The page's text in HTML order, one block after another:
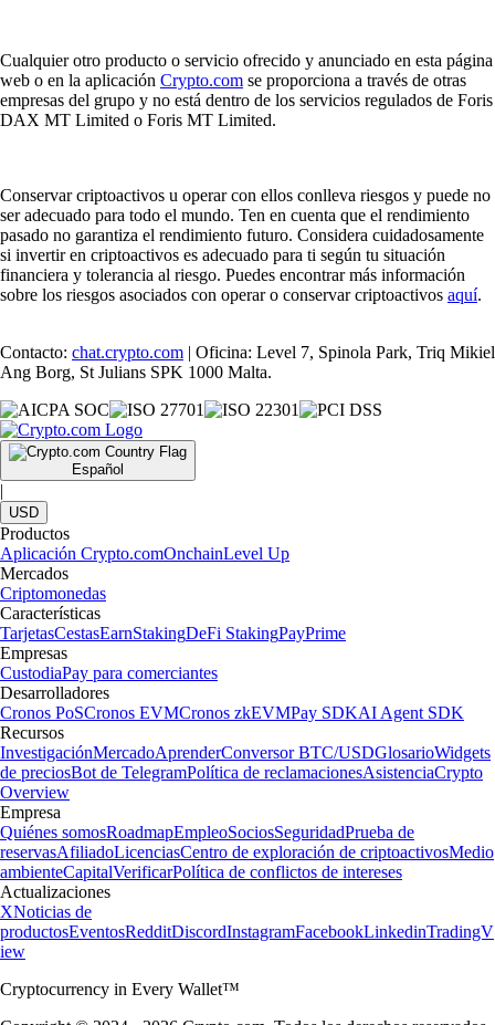
Cualquier otro producto o servicio ofrecido y anunciado en esta página
web o en la aplicación Crypto.com se proporciona a través de otras
empresas del grupo y no está dentro de los servicios regulados de Foris
DAX MT Limited o Foris MT Limited.
Conservar criptoactivos u operar con ellos conlleva riesgos y puede no
ser adecuado para todo el mundo. Ten en cuenta que el rendimiento
pasado no garantiza el rendimiento futuro. Considera cuidadosamente
si invertir en criptoactivos es adecuado para ti según tu situación
financiera y tolerancia al riesgo. Puedes encontrar más información
sobre los riesgos asociados con operar o conservar criptoactivos aquí.
Contacto: chat.crypto.com | Oficina: Level 7, Spinola Park, Triq Mikiel
Ang Borg, St Julians SPK 1000 Malta.
Español
|
USD
Productos
Aplicación Crypto.comOnchainLevel Up
Mercados
Criptomonedas
Características
TarjetasCestasEarnStakingDeFi StakingPayPrime
Empresas
CustodiaPay para comerciantes
Desarrolladores
Cronos PoSCronos EVMCronos zkEVMPay SDKAI Agent SDK
Recursos
InvestigaciónMercadoAprenderConversor BTC/USDGlosarioWidgets
de preciosBot de TelegramPolítica de reclamacionesAsistenciaCrypto
Overview
Empresa
Quiénes somosRoadmapEmpleoSociosSeguridadPrueba de
reservasAfiliadoLicenciasCentro de exploración de criptoactivosMedio
ambienteCapitalVerificarPolítica de conflictos de intereses
Actualizaciones
XNoticias de
productosEventosRedditDiscordInstagramFacebookLinkedinTradingV
iew
Cryptocurrency in Every Wallet™